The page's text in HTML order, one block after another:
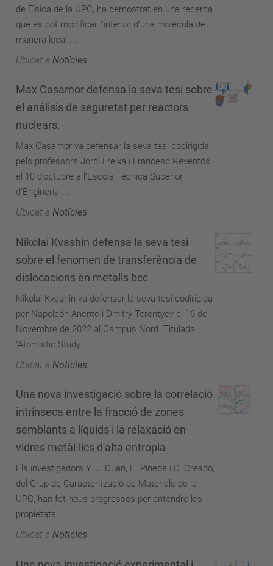
de Física de la UPC, ha demostrat en una recerca
que es pot modificar l’interior d’una molècula de
manera local ...
Ubicat a Notícies
Max Casamor defensa la seva tesi sobre
el análisis de seguretat per reactors
nuclears.
Max Casamor va defensar la seva tesi codirigida
pels professors Jordi Freixa i Francesc Reventós
el 10 d’octubre a l’Escola Técnica Superior
d’Engineria ...
Ubicat a Notícies
Nikolai Kvashin defensa la seva tesi
sobre el fenomen de transferència de
dislocacions en metalls bcc
Nikolai Kvashin va defensar la seva tesi codirigida
per Napoleón Anento i Dmitry Terentyev el 16 de
Novembre de 2022 al Campus Nord. Titulada
“Atomistic Study ...
Ubicat a Notícies
Una nova investigació sobre la correlació
intrínseca entre la fracció de zones
semblants a líquids i la relaxació en
vidres metàl·lics d'alta entropia
Els investigadors Y. J. Duan, E. Pineda i D. Crespo,
del Grup de Caracterització de Materials de la
UPC, han fet nous progressos per entendre les
propietats ...
Ubicat a Notícies